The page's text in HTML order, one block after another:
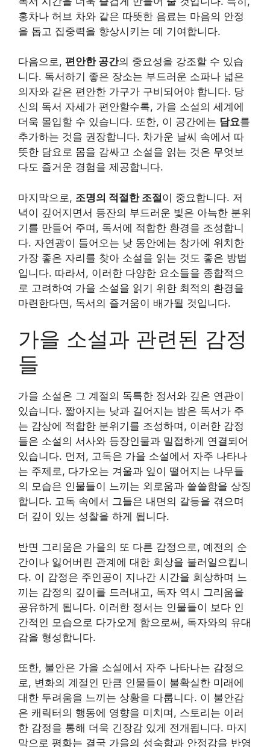
홍차나 허브 차와 같은 따뜻한 음료는 마음의 안정
을 돕고 집중력을 향상시키는 데 기여합니다.
다음으로, 편안한 공간의 중요성을 강조할 수 있습
니다. 독서하기 좋은 장소는 부드러운 소파나 넓은
의자와 같은 편안한 가구가 구비되어야 합니다. 당
신의 독서 자세가 편안할수록, 가을 소설의 세계에
더욱 몰입할 수 있습니다. 또한, 이 공간에는 담요를
추가하는 것을 권장합니다. 차가운 날씨 속에서 따
뜻한 담요로 몸을 감싸고 소설을 읽는 것은 무엇보
다도 즐거운 경험을 제공합니다.
마지막으로, 조명의 적절한 조절이 중요합니다. 저
녁이 깊어지면서 등잔의 부드러운 빛은 아늑한 분위
기를 만들어 주며, 독서에 적합한 환경을 조성합니
다. 자연광이 들어오는 낮 동안에는 창가에 위치한
가장 좋은 자리를 찾아 소설을 읽는 것도 좋은 방법
입니다. 따라서, 이러한 다양한 요소들을 종합적으
로 고려하여 가을 소설을 읽기 위한 최적의 환경을
마련한다면, 독서의 즐거움이 배가될 것입니다.
가을 소설과 관련된 감정
들
가을 소설은 그 계절의 독특한 정서와 깊은 연관이
있습니다. 짧아지는 낮과 길어지는 밤은 독서가 주
는 감상에 적합한 분위기를 조성하며, 이러한 감정
들은 소설의 서사와 등장인물과 밀접하게 연결되어
있습니다. 먼저, 고독은 가을 소설에서 자주 나타나
는 주제로, 다가오는 겨울과 잎이 떨어지는 나무들
의 모습은 인물들이 느끼는 외로움과 쓸쓸함을 상징
합니다. 고독 속에서 그들은 내면의 갈등을 겪으며
더 깊이 있는 성찰을 하게 됩니다.
반면 그리움은 가을의 또 다른 감정으로, 예전의 순
간이나 잃어버린 관계에 대한 회상을 불러일으킵니
다. 이 감정은 주인공이 지나간 시간을 회상하며 느
끼는 감정의 깊이를 드러내고, 독자 역시 그리움을
공유하게 됩니다. 이러한 정서는 인물들이 보다 인
간적인 모습으로 다가오게 함으로써, 독자와의 유대
감을 형성합니다.
또한, 불안은 가을 소설에서 자주 나타나는 감정으
로, 변화의 계절인 만큼 인물들이 불확실한 미래에
대한 두려움을 느끼는 상황을 다룹니다. 이 불안감
은 캐릭터의 행동에 영향을 미치며, 스토리는 이러
한 감정을 통해 더욱 긴장감 있게 전개됩니다. 마지
막으로 평화는 결국 가을의 성숙함과 안정감을 반영